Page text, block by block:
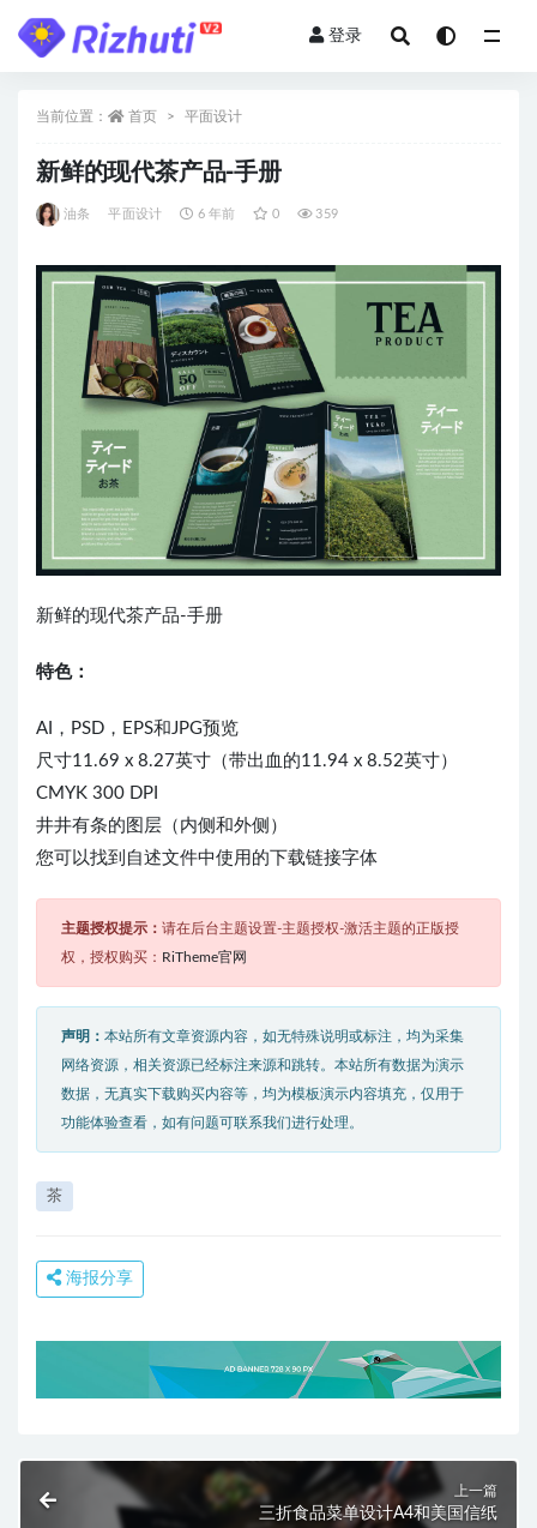
登录
当前位置： 首页 平面设计
新鲜的现代茶产品-手册
油条 平面设计 6 年前 0 359
新鲜的现代茶产品-手册
特色：
AI，PSD，EPS和JPG预览
尺寸11.69 x 8.27英寸（带出血的11.94 x 8.52英寸）
CMYK 300 DPI
井井有条的图层（内侧和外侧）
您可以找到自述文件中使用的下载链接字体
主题授权提示： 请在后台主题设置-主题授权-激活主题的正版授
权，授权购买： RiTheme官网
声明： 本站所有文章资源内容，如无特殊说明或标注，均为采集
网络资源，相关资源已经标注来源和跳转。本站所有数据为演示
数据，无真实下载购买内容等，均为模板演示内容填充，仅用于
功能体验查看，如有问题可联系我们进行处理。
茶
海报分享
上一篇
三折食品菜单设计A4和美国信纸